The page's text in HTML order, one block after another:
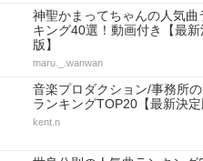
神聖かまってちゃんの人気曲
キング40選！動画付き【最新
版】
maru._.wanwan
音楽プロダクション/事務所
ランキングTOP20【最新決定
kent.n